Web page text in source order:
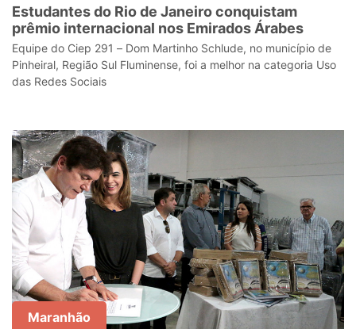
Estudantes do Rio de Janeiro conquistam
prêmio internacional nos Emirados Árabes
Equipe do Ciep 291 – Dom Martinho Schlude, no município de
Pinheiral, Região Sul Fluminense, foi a melhor na categoria Uso
das Redes Sociais
Maranhão